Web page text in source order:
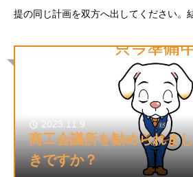
提の同じ計画を双方へ出してください。
2023.11.9
商工会議所を勧められま
きですか？